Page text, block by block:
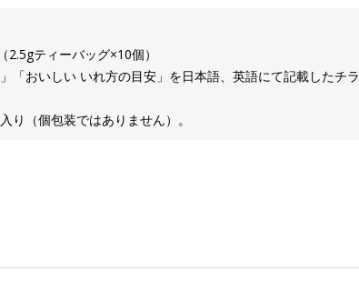
2.5gティーバッグ×10個）
「おいしい いれ方の目安」を日本語、英語にて記載したチラ
り（個包装ではありません）。